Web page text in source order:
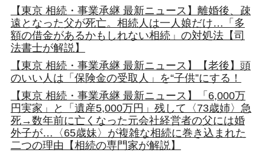
【東京 相続・事業承継 最新ニュース】離婚後、疎
遠となった父が死亡。相続人は一人娘だけ…「多
額の借金があるかもしれない相続」の対処法【司
法書士が解説】
【東京 相続・事業承継 最新ニュース】【老後】頭
のいい人は「保険金の受取人」を“子供”にする！
【東京 相続・事業承継 最新ニュース】「6,000万
円実家」と「遺産5,000万円」残して〈73歳姉〉急
死→数年前に亡くなった元会社経営者の父には婚
外子が…〈65歳妹〉が複雑な相続に巻き込まれた
二つの理由【相続の専門家が解説】